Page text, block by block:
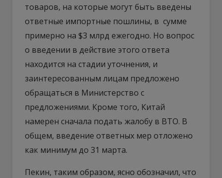
товаров, на которые могут быть введены
ответные импортные пошлины, в сумме
примерно на $3 млрд ежегодно. Но вопрос
о введении в действие этого ответа
находится на стадии уточнения, и
заинтересованным лицам предложено
обращаться в Министерство с
предложениями. Кроме того, Китай
намерен сначала подать жалобу в ВТО. В
общем, введение ответных мер отложено
как минимум до 31 марта.
Пекин, таким образом, ясно обозначил, что